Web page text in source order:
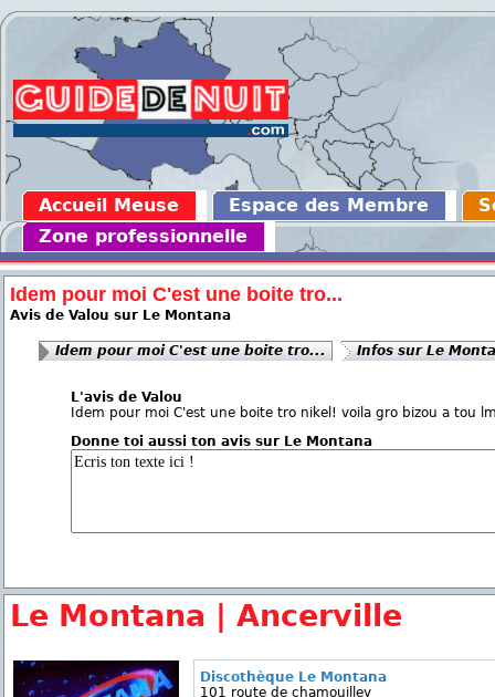
Accueil Meuse Espace des Membre
Zone professionnelle
Idem pour moi C'est une boite tro...
Avis de Valou sur Le Montana
Idem pour moi C'est une boite tro... Infos sur Le
L'avis de Valou
Idem pour moi C'est une boite tro nikel! voila gro bizou a tou
Donne toi aussi ton avis sur Le Montana
Le Montana | Ancerville
Discothèque Le Montana
101 route de chamouilley